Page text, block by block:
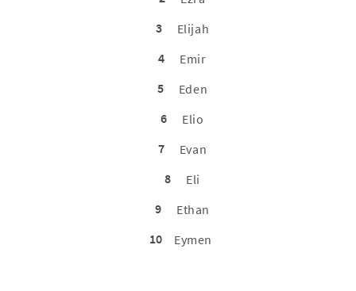
3
Elijah
4
Emir
5
Eden
6
Elio
7
Evan
8
Eli
9
Ethan
10
Eymen